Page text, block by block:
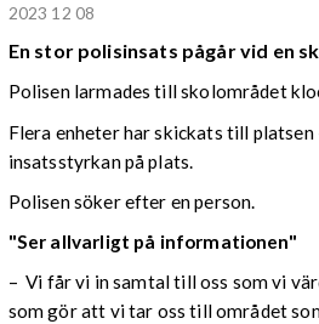
2023 12 08
En stor polisinsats pågår vid en
Polisen larmades till skolområdet
Flera enheter har skickats till platsen
insatsstyrkan på plats.
Polisen söker efter en person.
"Ser allvarligt på informationen"
– Vi får vi in samtal till oss som vi
som gör att vi tar oss till området